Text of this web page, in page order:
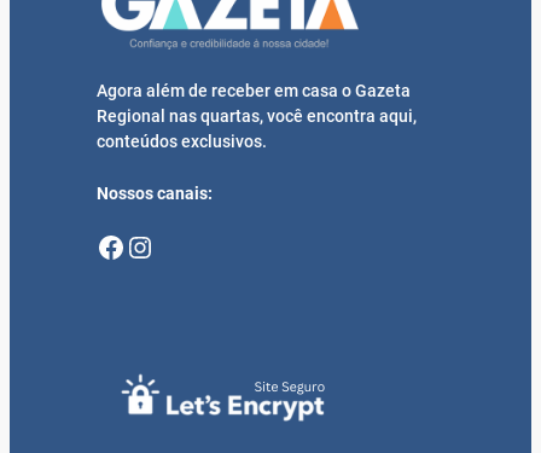
Agora além de receber em casa o Gazeta
Regional nas quartas, você encontra aqui,
conteúdos exclusivos.
Nossos canais:
Facebook Instagram